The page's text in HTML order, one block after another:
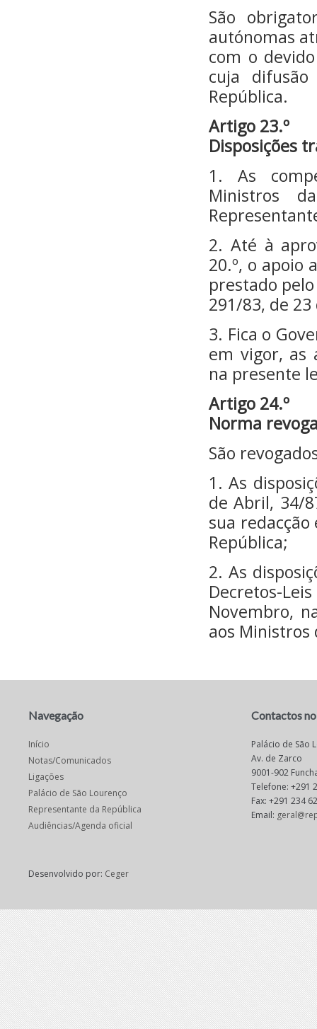
São
autónomas
com o
cuja
República.
Artigo 23.º
Disposições
1. As
Ministros
2. Até à
20.º, o apoio
prestado
291/83, de 23
3. Fica o
em vigor, as
na presente
Artigo 24.º
Norma
São
1. As
de Abril, 34/
sua
República;
2. As
Decretos-
Novembro,
aos Ministros
Navegação
Início
Notas/Comunicados
Ligações
Palácio de São Lourenço
Representante da República
Audiências/Agenda oficial
Contactos
Palácio de São
Av. de Zarco
9001-902
Telefone: +291
Fax: +291 234
Email:
Desenvolvido por: Ceger